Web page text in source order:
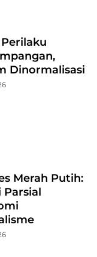
Dinormalisasi
Merah Putih:
Parsial